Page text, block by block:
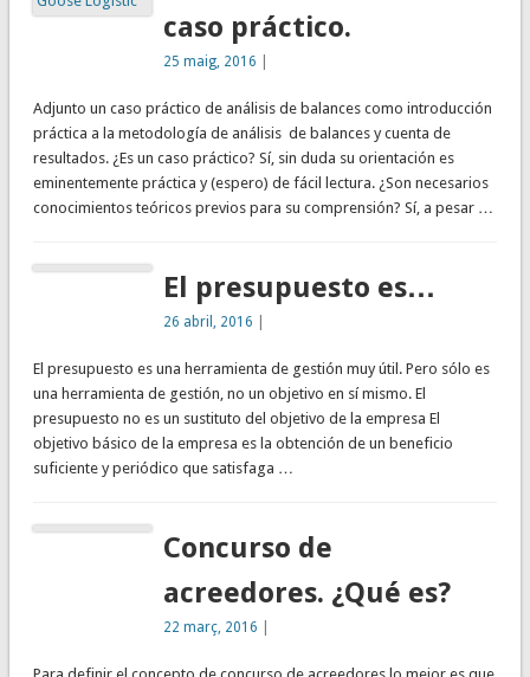
caso práctico.
25 maig, 2016
Adjunto un caso práctico de análisis de balances como introducción
práctica a la metodología de análisis de balances y cuenta de
resultados. ¿Es un caso práctico? Sí, sin duda su orientación es
eminentemente práctica y (espero) de fácil lectura. ¿Son necesarios
conocimientos teóricos previos para su comprensión? Sí, a pesar …
El presupuesto es…
26 abril, 2016
El presupuesto es una herramienta de gestión muy útil. Pero sólo es
una herramienta de gestión, no un objetivo en sí mismo. El
presupuesto no es un sustituto del objetivo de la empresa El
objetivo básico de la empresa es la obtención de un beneficio
suficiente y periódico que satisfaga …
Concurso de
acreedores. ¿Qué es?
22 març, 2016